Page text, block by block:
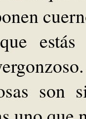
son